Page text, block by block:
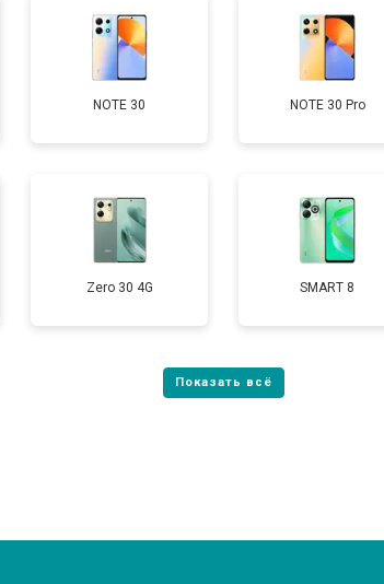
от 60 мин
от 50 мин
NOTE 30 NOTE 30 Pro
Zero 30 4G SMART 8